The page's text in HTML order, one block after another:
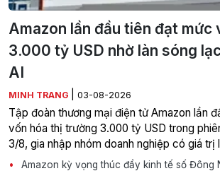
Amazon lần đầu tiên đạt mức
3.000 tỷ USD nhờ làn sóng
AI
MINH TRANG 03-08-2026
Tập đoàn thương mại điện tử Amazon lần
vốn hóa thị trường 3.000 tỷ USD trong
3/8, gia nhập nhóm doanh nghiệp có giá trị
Amazon kỳ vọng thúc đẩy kinh tế số Đông